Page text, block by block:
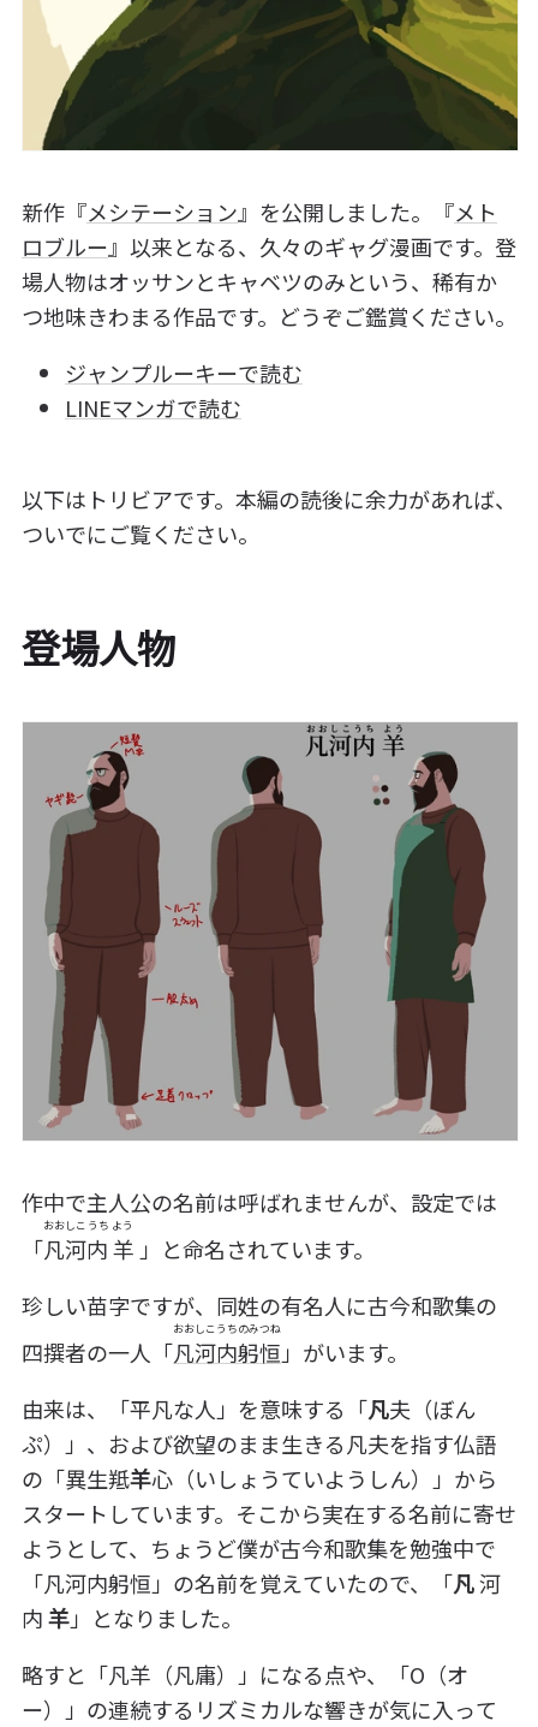
新作『メシテーション』を公開しました。『メト
ロブルー』以来となる、久々のギャグ漫画です。登
場人物はオッサンとキャベツのみという、稀有か
つ地味きわまる作品です。どうぞご鑑賞ください。
ジャンプルーキーで読む
LINEマンガで読む
以下はトリビアです。本編の読後に余力があれば、
ついでにご覧ください。
登場人物
作中で主人公の名前は呼ばれませんが、設定では
「凡河内 羊
おおしこうち よう
」と命名されています。
珍しい苗字ですが、同姓の有名人に古今和歌集の
四撰者の一人「凡河内躬恒
おおしこうちのみつね
」がいます。
由来は、「平凡な人」を意味する「凡夫（ぼん
ぷ）」、および欲望のまま生きる凡夫を指す仏語
の「異生羝羊心（いしょうていようしん）」から
スタートしています。そこから実在する名前に寄せ
ようとして、ちょうど僕が古今和歌集を勉強中で
「凡河内躬恒」の名前を覚えていたので、「凡河
内羊」となりました。
略すと「凡羊（凡庸）」になる点や、「O（オ
ー）」の連続するリズミカルな響きが気に入って